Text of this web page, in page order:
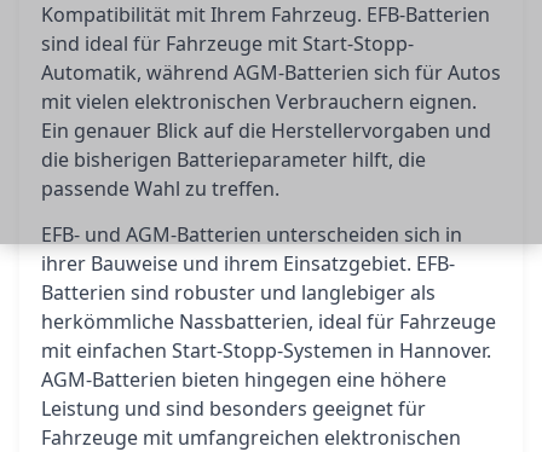
Kompatibilität mit Ihrem Fahrzeug. EFB-Batterien
sind ideal für Fahrzeuge mit Start-Stopp-
Automatik, während AGM-Batterien sich für Autos
mit vielen elektronischen Verbrauchern eignen.
Ein genauer Blick auf die Herstellervorgaben und
die bisherigen Batterieparameter hilft, die
passende Wahl zu treffen.
EFB- und AGM-Batterien unterscheiden sich in
ihrer Bauweise und ihrem Einsatzgebiet. EFB-
Batterien sind robuster und langlebiger als
herkömmliche Nassbatterien, ideal für Fahrzeuge
mit einfachen Start-Stopp-Systemen in Hannover.
AGM-Batterien bieten hingegen eine höhere
Leistung und sind besonders geeignet für
Fahrzeuge mit umfangreichen elektronischen